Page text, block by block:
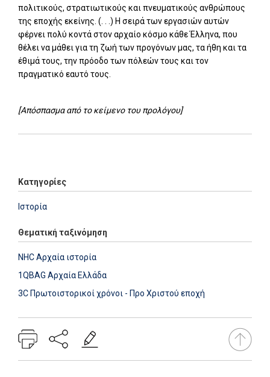
πολιτικούς, στρατιωτικούς και πνευματικούς ανθρώπους
της εποχής εκείνης. (. . .) Η σειρά των εργασιών αυτών
φέρνει πολύ κοντά στον αρχαίο κόσμο κάθε Έλληνα, που
θέλει να μάθει για τη ζωή των προγόνων μας, τα ήθη και τα
έθιμά τους, την πρόοδο των πόλεών τους και τον
πραγματικό εαυτό τους.
[Απόσπασμα από το κείμενο του προλόγου]
Κατηγορίες
Ιστορία
Θεματική ταξινόμηση
NHC Αρχαία ιστορία
1QBAG Αρχαία Ελλάδα
3C Πρωτοιστορικοί χρόνοι - Προ Χριστού εποχή